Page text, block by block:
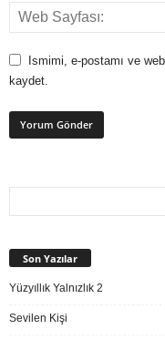
Ismimi, e-postamı ve
kaydet.
Son Yazılar
Yüzyıllık Yalnızlık 2
Sevilen Kişi